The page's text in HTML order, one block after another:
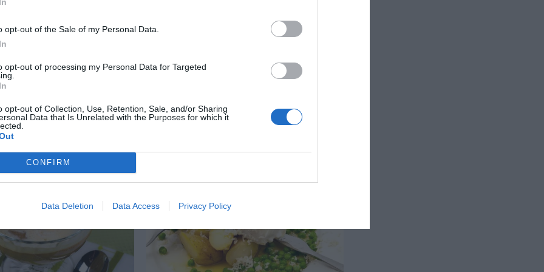
opt-out of the Sale of my Personal Data.
opt-out of processing my Personal Data for Targeted
opt-out of Collection, Use, Retention, Sale, and/or Sharing
Data that Is Unrelated with the Purposes for which it
CONFIRM
Data Deletion Data Access Privacy Policy
med citron och
olivolja. Tips Blanda
med salladen precis
Salladsdressing med
balsamvinäger
balsamvinäger, olivolja och
parmesan blir en god dressing till
RECEPT